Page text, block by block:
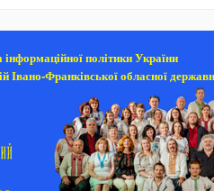
інформаційної політики України
Івано-Франківської обласної